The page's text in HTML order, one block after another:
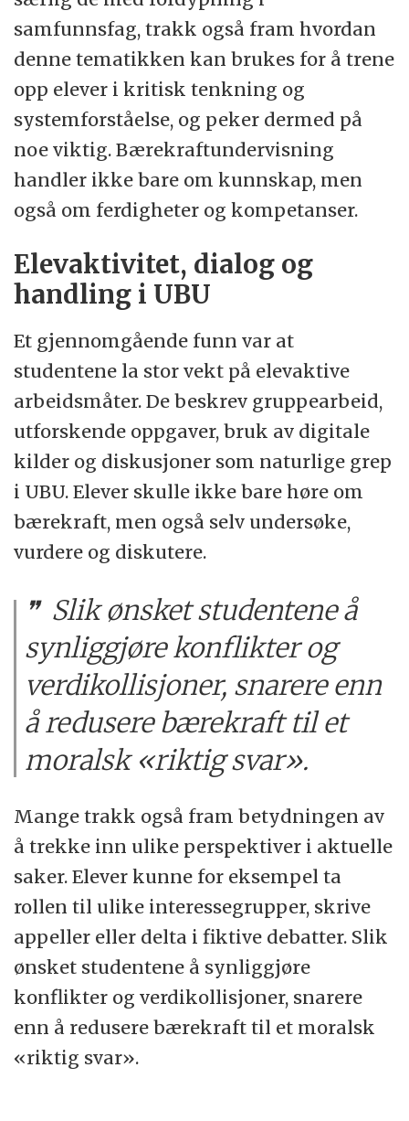
samfunnsfag, trakk også fram hvordan
denne tematikken kan brukes for å trene
opp elever i kritisk tenkning og
systemforståelse, og peker dermed på
noe viktig. Bærekraftundervisning
handler ikke bare om kunnskap, men
også om ferdigheter og kompetanser.
Elevaktivitet, dialog og
handling i UBU
Et gjennomgående funn var at
studentene la stor vekt på elevaktive
arbeidsmåter. De beskrev gruppearbeid,
utforskende oppgaver, bruk av digitale
kilder og diskusjoner som naturlige grep
i UBU. Elever skulle ikke bare høre om
bærekraft, men også selv undersøke,
vurdere og diskutere.
Slik ønsket studentene å
synliggjøre konflikter og
verdikollisjoner, snarere enn
å redusere bærekraft til et
moralsk «riktig svar».
Mange trakk også fram betydningen av
å trekke inn ulike perspektiver i aktuelle
saker. Elever kunne for eksempel ta
rollen til ulike interessegrupper, skrive
appeller eller delta i fiktive debatter. Slik
ønsket studentene å synliggjøre
konflikter og verdikollisjoner, snarere
enn å redusere bærekraft til et moralsk
«riktig svar».